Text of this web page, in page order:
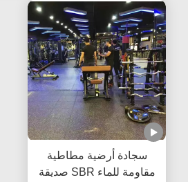
سجادة أرضية مطاطية
مقاومة للماء SBR صديقة